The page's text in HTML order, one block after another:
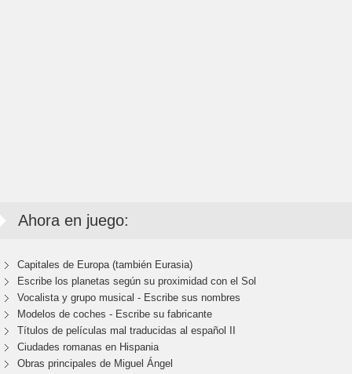
Ahora en juego:
Capitales de Europa (también Eurasia)
Escribe los planetas según su proximidad con el Sol
Vocalista y grupo musical - Escribe sus nombres
Modelos de coches - Escribe su fabricante
Títulos de películas mal traducidas al español II
Ciudades romanas en Hispania
Obras principales de Miguel Ángel